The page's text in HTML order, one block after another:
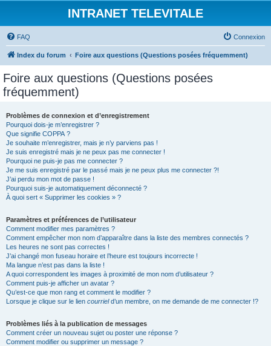
INTRANET TELEVITALE
FAQ Connexion
Index du forum Foire aux questions (Questions posées fréquemment)
Foire aux questions (Questions posées
fréquemment)
Problèmes de connexion et d’enregistrement
Pourquoi dois-je m’enregistrer ?
Que signifie COPPA ?
Je souhaite m’enregistrer, mais je n’y parviens pas !
Je suis enregistré mais je ne peux pas me connecter !
Pourquoi ne puis-je pas me connecter ?
Je me suis enregistré par le passé mais je ne peux plus me connecter ?!
J’ai perdu mon mot de passe !
Pourquoi suis-je automatiquement déconnecté ?
À quoi sert « Supprimer les cookies » ?
Paramètres et préférences de l’utilisateur
Comment modifier mes paramètres ?
Comment empêcher mon nom d’apparaître dans la liste des membres connectés ?
Les heures ne sont pas correctes !
J’ai changé mon fuseau horaire et l’heure est toujours incorrecte !
Ma langue n’est pas dans la liste !
A quoi correspondent les images à proximité de mon nom d’utilisateur ?
Comment puis-je afficher un avatar ?
Qu’est-ce que mon rang et comment le modifier ?
Lorsque je clique sur le lien courrield’un membre, on me demande de me connecter !?
Problèmes liés à la publication de messages
Comment créer un nouveau sujet ou poster une réponse ?
Comment modifier ou supprimer un message ?